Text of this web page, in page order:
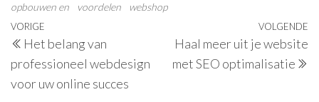
opbouwen en
voordelen webshop
Berichtnavigatie
Vorig
bericht
VORIGE
Het belang van
professioneel webdesign
voor uw online succes
VOLGENDE
Haal meer uit je website
met SEO optimalisatie